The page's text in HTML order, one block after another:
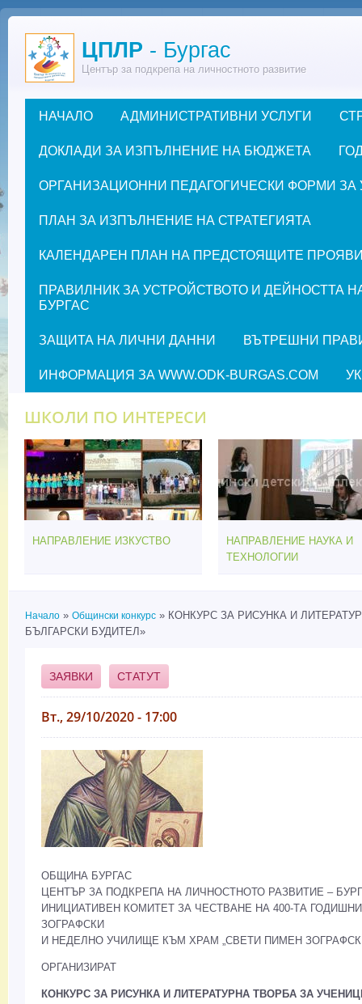
Премини към основното съдържание
ЦПЛР - Бургас
Център за подкрепа на личностното развитие
Основно меню
НАЧАЛО АДМИНИСТРАТИВНИ УСЛУГИ
ДОКЛАДИ ЗА ИЗПЪЛНЕНИЕ НА БЮДЖЕТА
ОРГАНИЗАЦИОННИ ПЕДАГОГИЧЕСКИ ФОРМИ ЗА
ПЛАН ЗА ИЗПЪЛНЕНИЕ НА СТРАТЕГИЯТА
КАЛЕНДАРЕН ПЛАН НА ПРЕДСТОЯЩИТЕ ПРОЯВИ
ПРАВИЛНИК ЗА УСТРОЙСТВОТО И ДЕЙНОСТТА
БУРГАС
ЗАЩИТА НА ЛИЧНИ ДАННИ ВЪТРЕШНИ
ИНФОРМАЦИЯ ЗА WWW.ODK-BURGAS.COM
ШКОЛИ ПО ИНТЕРЕСИ
НАПРАВЛЕНИЕ ИЗКУСТВО
НАПРАВЛЕНИЕ НАУКА И
ТЕХНОЛОГИИ
Вие сте тук
Начало » Общински конкурс » КОНКУРС ЗА РИСУНКА И
БЪЛГАРСКИ БУДИТЕЛ»
ЗАЯВКИ СТАТУТ
Вт., 29/10/2020 - 17:00
ОБЩИНА БУРГАС
ЦЕНТЪР ЗА ПОДКРЕПА НА ЛИЧНОСТНОТО РАЗВИТИЕ –
ИНИЦИАТИВЕН КОМИТЕТ ЗА ЧЕСТВАНЕ НА 400-ТА
ЗОГРАФСКИ
И НЕДЕЛНО УЧИЛИЩЕ КЪМ ХРАМ „СВЕТИ ПИМЕН
ОРГАНИЗИРАТ
КОНКУРС ЗА РИСУНКА И ЛИТЕРАТУРНА ТВОРБА ЗА